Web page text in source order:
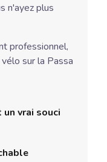
n'ayez plus
professionnel,
sur la Passa
vrai souci